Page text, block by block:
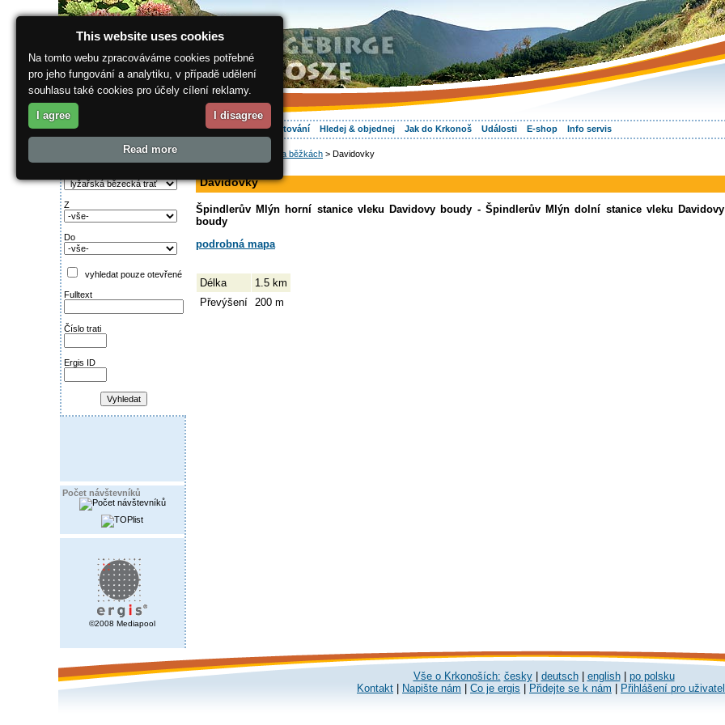
O regionu Vaše dovolená Ubytování Hledej & objednej Jak do Krkonoš Události E-shop Info servis
Najděte si:
Z
Do
vyhledat pouze otevřené
Fulltext
Číslo trati
Ergis ID
Počet návštevníků
©2008 Mediapool
Na běžkách > Davidovky
Davidovky
Špindlerův Mlýn horní stanice vleku Davidovy boudy - Špindlerův Mlýn dolní stanice vleku Davidovy
boudy
podrobná mapa
Délka
1.5 km
Převýšení
200 m
Vše o Krkonoších: česky| deutsch| english| po polsku
Kontakt
Napište nám Co je ergis Přidejte se k nám Přihlášení pro
This website uses cookies
Na tomto webu zpracováváme cookies potřebné
pro jeho fungování a analytiku, v případě udělení
souhlasu také cookies pro účely cílení reklamy.
I agree I disagree
Read more